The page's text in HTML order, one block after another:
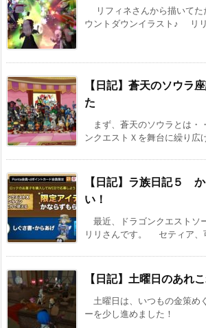
リフィネさんから描いてた
ウントダウンイラスト♪ リ
【日記】蒼天のソウラ
た
まず、蒼天のソウラとは
ンクエストＸを舞台に繰り広
【日記】ラ族日記５
い！
最近、ドラゴンクエストソ
リリさんです。 セティア、
【日記】土曜日のあれ
土曜日は、いつもの金策め
ーを少し進めました！